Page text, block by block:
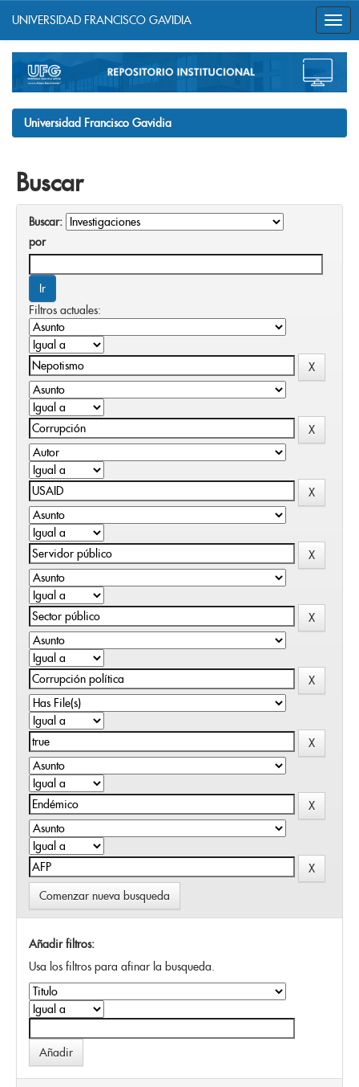
navigation
UNIVERSIDAD FRANCISCO GAVIDIA
Universidad Francisco Gavidia
Buscar
Buscar:
por
Filtros actuales:
Comenzar nueva busqueda
Añadir filtros:
Usa los filtros para afinar la busqueda.